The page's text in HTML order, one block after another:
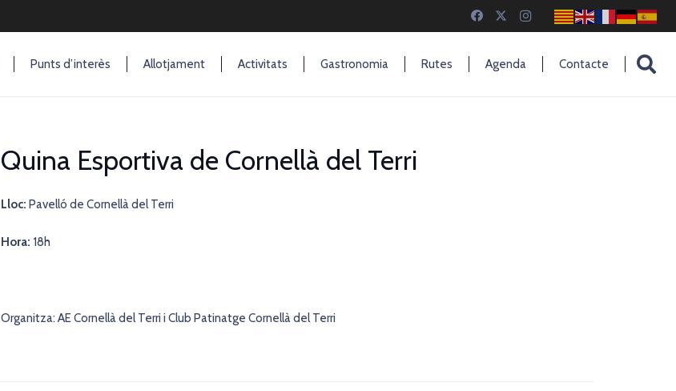
Punts d’interès Allotjament Activitats Gastronomia Rutes Agenda Contacte
Quina Esportiva de Cornellà del Terri
Lloc: Pavelló de Cornellà del Terri
Hora: 18h
Organitza: AE Cornellà del Terri i Club Patinatge Cornellà del Terri